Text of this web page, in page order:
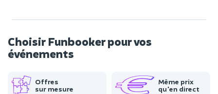
Choisir Funbooker pour vos
événements
Offres
sur mesure
Même prix
qu'en direct